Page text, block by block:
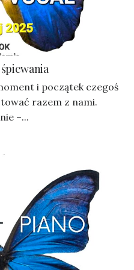
i początek czegoś
razem z nami.
–...